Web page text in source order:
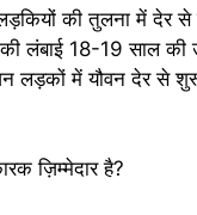
की तुलना में देर
लंबाई 18-19 साल
लड़कों में यौवन देर से
ज़िम्मेदार है?